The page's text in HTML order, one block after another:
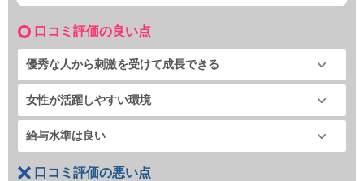
口コミ評価の良い点
優秀な人から刺激を受けて成長できる
女性が活躍しやすい環境
給与水準は良い
口コミ評価の悪い点